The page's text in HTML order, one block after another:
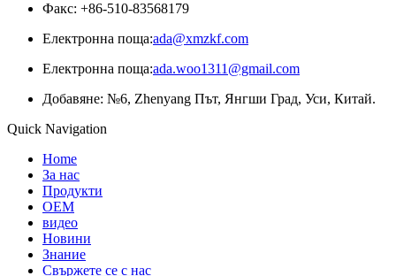
Факс: +86-510-83568179
Електронна поща:ada@xmzkf.com
Електронна поща:ada.woo1311@gmail.com
Добавяне: №6, Zhenyang Път, Янгши Град, Уси, Китай.
Quick Navigation
Home
За нас
Продукти
OEM
видео
Новини
Знание
Свържете се с нас